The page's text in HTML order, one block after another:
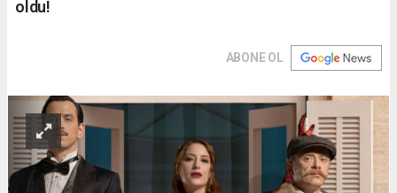
oldu!
ABONE OL